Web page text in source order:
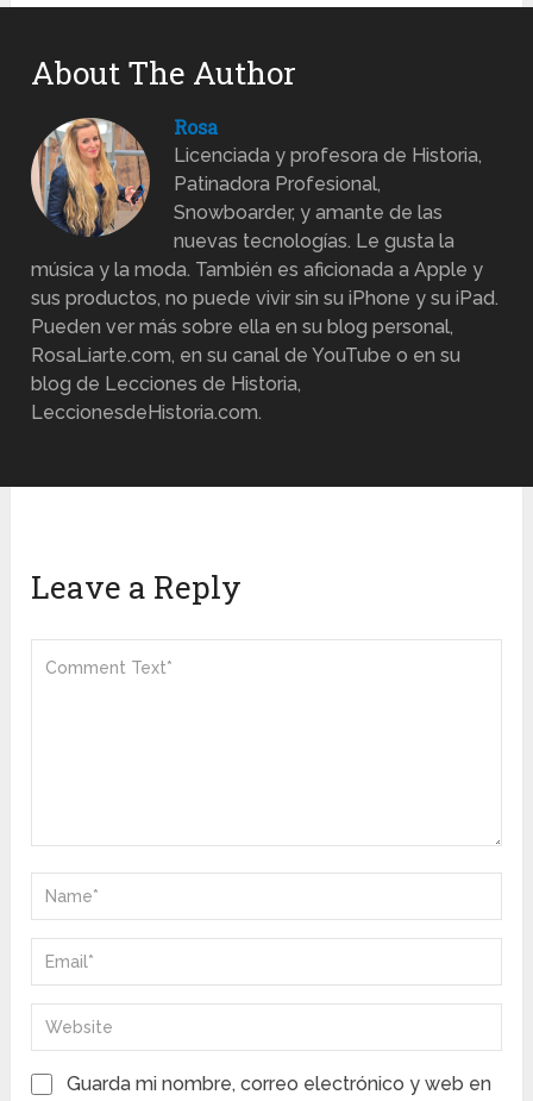
About The Author
Rosa
Licenciada y profesora de Historia,
Patinadora Profesional,
Snowboarder, y amante de las
nuevas tecnologías. Le gusta la
música y la moda. También es aficionada a Apple y
sus productos, no puede vivir sin su iPhone y su iPad.
Pueden ver más sobre ella en su blog personal,
RosaLiarte.com, en su canal de YouTube o en su
blog de Lecciones de Historia,
LeccionesdeHistoria.com.
Leave a Reply
Guarda mi nombre, correo electrónico y web en